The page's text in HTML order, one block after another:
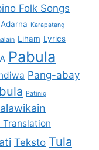
Folk Songs
Karapatang
Liham Lyrics
Pabula
Pang-abay
Patinig
Translation
Teksto Tula